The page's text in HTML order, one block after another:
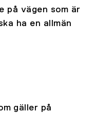
på vägen som är
ha en allmän
gäller på